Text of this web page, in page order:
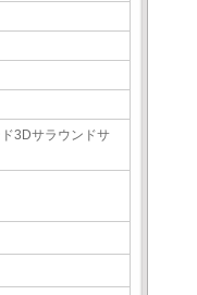
3Dサラウンドサ